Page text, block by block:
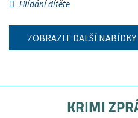
Hlídání dítěte
ZOBRAZIT DALŠÍ NABÍDKY
KRIMI